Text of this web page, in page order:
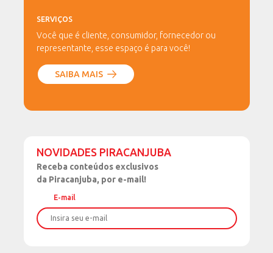
SERVIÇOS
Você que é cliente, consumidor, fornecedor ou
representante, esse espaço é para você!
SAIBA MAIS
NOVIDADES PIRACANJUBA
Receba conteúdos exclusivos
da Piracanjuba, por e-mail!
E-mail